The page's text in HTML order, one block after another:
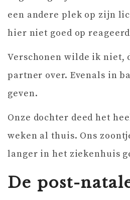
een andere plek op zijn
hier niet goed op
Verschonen wilde ik niet,
partner over. Evenals in
geven.
Onze dochter deed het
weken al thuis. Ons
langer in het ziekenhuis
De post-